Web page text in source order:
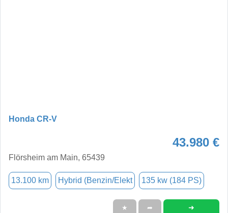
Honda CR-V
43.980 €
Flörsheim am Main, 65439
13.100 km Hybrid (Benzin/Elekt 135 kw (184 PS)
★ ➦ ➜